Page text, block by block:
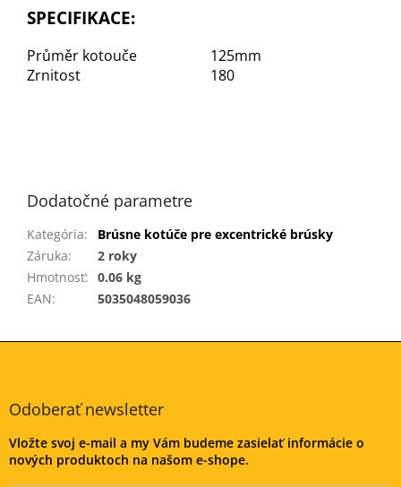
SPECIFIKACE:
Průměr kotouče
125mm
Zrnitost
180
Dodatočné parametre
Kategória:
Brúsne kotúče pre excentrické brúsky
Záruka:
2 roky
Hmotnosť: 0.06 kg
EAN: 5035048059036
Z
Odoberať newsletter
Vložte svoj e-mail a my Vám budeme zasielať informácie o
nových produktoch na našom e-shope.